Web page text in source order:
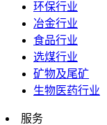
环保行业
冶金行业
食品行业
选煤行业
矿物及尾矿
生物医药行业
服务